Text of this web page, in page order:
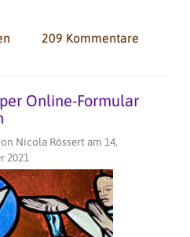
und
209 Kommentare
Online-Formular
Nicola Rössert am 14,
2021